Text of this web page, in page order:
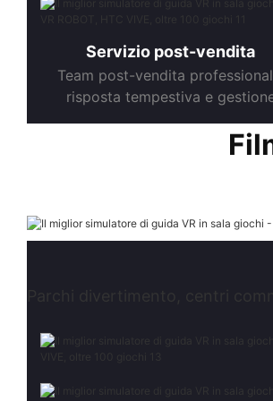
Servizio post-vendita
Team post-vendita
risposta tempestiva e